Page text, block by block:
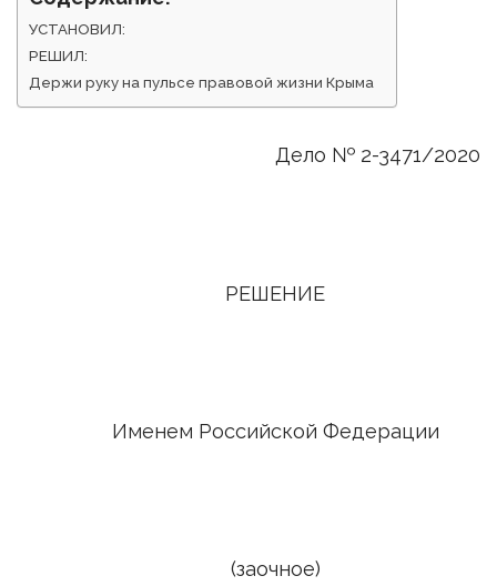
УСТАНОВИЛ:
РЕШИЛ:
Держи руку на пульсе правовой жизни Крыма
Дело № 2-3471/2020
РЕШЕНИЕ
Именем Российской Федерации
(заочное)